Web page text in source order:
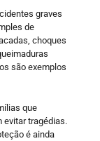
graves
de
choques
são exemplos
que
evitar tragédias.
é ainda